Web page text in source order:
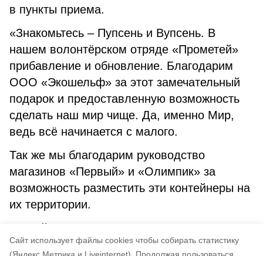
Cайт использует файлы cookies чтобы собирать статистику
в пункты приема.
«Знакомьтесь – Пупсень и Вупсень. В
нашем волонтёрском отряде «Прометей»
прибавление и обновление. Благодарим
ООО «Экошельф» за этот замечательный
подарок и предоставленную возможность
сделать наш мир чище. Да, именно Мир,
ведь всё начинается с малого.
Так же мы благодарим руководство
магазинов «Первый» и «Олимпик» за
возможность разместить эти контейнеры на
их территории.
Контейнеры Пупсень и Вупсень готовы к
масштабному очищению природы и ждут